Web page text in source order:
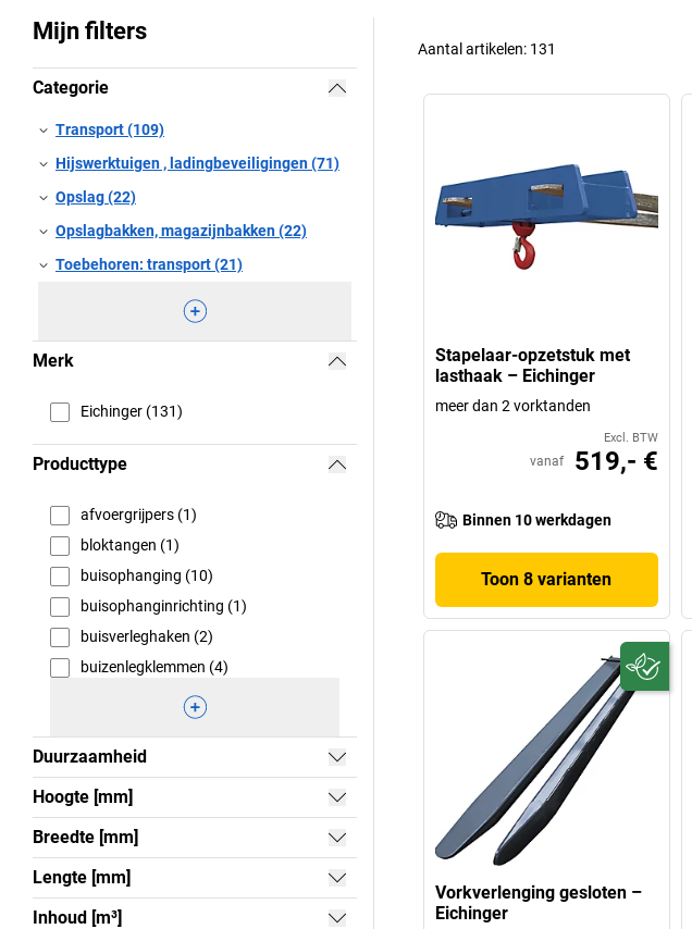
Mijn filters
Categorie
Transport (109)
Hijswerktuigen , ladingbeveiligingen (71)
Opslag (22)
Opslagbakken, magazijnbakken (22)
Toebehoren: transport (21)
Merk
Eichinger (131)
Producttype
afvoergrijpers (1)
bloktangen (1)
buisophanging (10)
buisophanginrichting (1)
buisverleghaken (2)
buizenlegklemmen (4)
Duurzaamheid
Hoogte [mm]
Breedte [mm]
Lengte [mm]
Inhoud [m³]
Aantal artikelen: 131
Stapelaar-opzetstuk met
lasthaak – Eichinger
meer dan 2 vorktanden
Excl. BTW
vanaf 519,- €
Binnen 10 werkdagen
Toon 8 varianten
Vorkverlenging gesloten –
Eichinger